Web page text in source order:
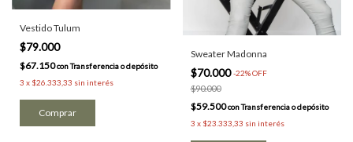
Vestido Tulum
$79.000
$67.150conTransferencia o depósito
3 x $26.333,33 sin interés
Comprar
Sweater Madonna
$70.000-22%OFF
$90.000
$59.500conTransferencia o depósito
3 x $23.333,33 sin interés